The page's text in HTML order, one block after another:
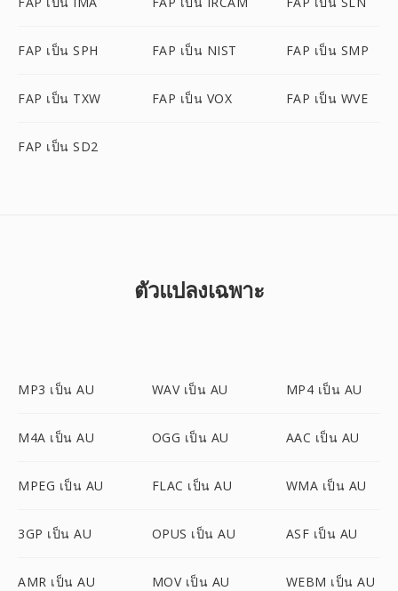
FAP เป็น SPH FAP เป็น NIST FAP เป็น SMP
FAP เป็น TXW FAP เป็น VOX FAP เป็น WVE
FAP เป็น SD2
ตัวแปลงเฉพาะ
MP3 เป็น AU WAV เป็น AU MP4 เป็น AU
M4A เป็น AU OGG เป็น AU AAC เป็น AU
MPEG เป็น AU FLAC เป็น AU WMA เป็น AU
3GP เป็น AU OPUS เป็น AU ASF เป็น AU
AMR เป็น AU MOV เป็น AU WEBM เป็น AU